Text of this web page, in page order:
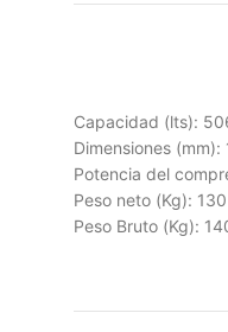
Capacidad (lts):
Dimensiones
Potencia del
Peso neto (Kg): 130
Peso Bruto (Kg):